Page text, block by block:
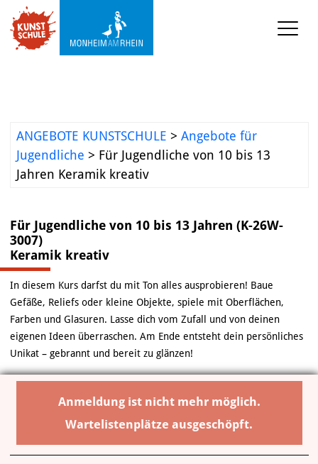
KUNSTWERKSTATT TURMSTRASSE
ÜBER UNS
ANGEBOTE KUNSTSCHULE > Angebote für
Jugendliche > Für Jugendliche von 10 bis 13
Jahren Keramik kreativ
Für Jugendliche von 10 bis 13 Jahren (K-26W-
3007)
Keramik kreativ
In diesem Kurs darfst du mit Ton alles ausprobieren! Baue
Gefäße, Reliefs oder kleine Objekte, spiele mit Oberflächen,
Farben und Glasuren. Lasse dich vom Zufall und von deinen
eigenen Ideen überraschen. Am Ende entsteht dein persönliches
Unikat – gebrannt und bereit zu glänzen!
Anmeldung ist nicht mehr möglich.
Wartelistenplätze ausgeschöpft.